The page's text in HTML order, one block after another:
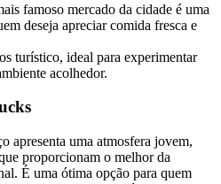
famoso mercado da cidade é uma
deseja apreciar comida fresca e
turístico, ideal para experimentar
acolhedor.
apresenta uma atmosfera jovem,
proporcionam o melhor da
É uma ótima opção para quem